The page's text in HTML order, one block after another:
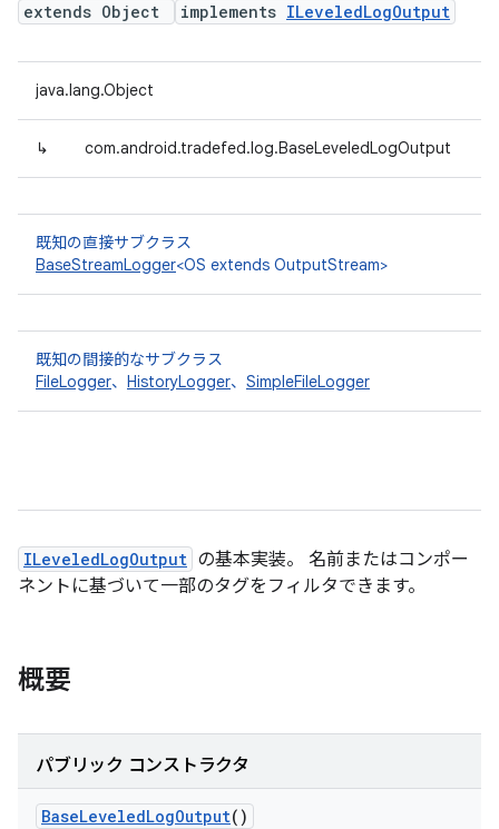
extends Object
implements ILeveledLogOutput
java.lang.Object
↳ com.android.tradefed.log.BaseLeveledLogOutput
既知の直接サブクラス
BaseStreamLogger<OS extends OutputStream>
既知の間接的なサブクラス
FileLogger、 HistoryLogger、 SimpleFileLogger
ILeveledLogOutput の基本実装。 名前またはコンポー
ネントに基づいて一部のタグをフィルタできます。
概要
パブリック コンストラクタ
BaseLeveledLogOutput()